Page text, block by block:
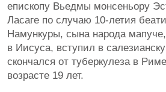
епископу Вьедмы монсеньору
Ласаге по случаю 10-летия
Намункуры, сына народа
в Иисуса, вступил в
скончался от туберкулеза в
возрасте 19 лет.